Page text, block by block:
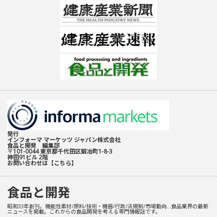
発行
インフォーマ マーケッツ ジャパン株式会社
食品と開発 編集部
〒101-0044 東京都千代田区鍛冶町1-8-3
神田91ビル 2階
お問い合わせは 【こちら】
食品と開発
昭和33年創刊。機能性素材/原料/技術・機器/行政/法規制/市場動向…食品業界の最新
ニュースを掲載。これからの食品開発を考える専門情報誌です。